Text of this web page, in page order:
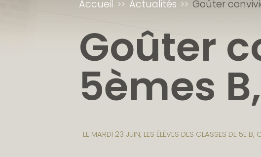
Accueil Actualités Goûter
Goûter
5èmes
LE MARDI 23 JUIN, LES ÉLÈVES DES CLASSES DE 5E